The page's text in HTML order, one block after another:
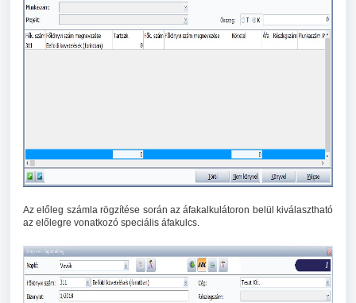
Az előleg számla rögzítése során az áfakalkulátoron belül kiválasztható
az előlegre vonatkozó speciális áfakulcs.